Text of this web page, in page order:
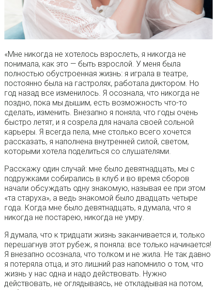
«Мне никогда не хотелось взрослеть, я никогда не
понимала, как это — быть взрослой. У меня была
полностью обустроенная жизнь: я играла в театре,
постоянно была на гастролях, работала диктором. Но
год назад все изменилось. Я осознала, что никогда не
поздно, пока мы дышим, есть возможность что-то
сделать, изменить. Внезапно я поняла, что годы очень
быстро летят, и я созрела для начала своей сольной
карьеры. Я всегда пела, мне столько всего хочется
рассказать, я наполнена внутренней силой, светом,
которыми хотела поделиться со слушателями.
Расскажу один случай: мне было девятнадцать, мы с
подружками собирались в клуб и во время сборов
начали обсуждать одну знакомую, называя ее при этом
«та старуха», а ведь знакомой было двадцать четыре
года. Когда мне было девятнадцать, я думала, что я
никогда не постарею, никогда не умру.
Я думала, что к тридцати жизнь заканчивается и, только
перешагнув этот рубеж, я поняла: все только начинается!
Я внезапно осознала, что толком и не жила. Не так давно
я потеряла отца, и это лишний раз напомнило о том, что
жизнь у нас одна и надо действовать. Нужно
действовать, не оглядываясь, не откладывая на потом,